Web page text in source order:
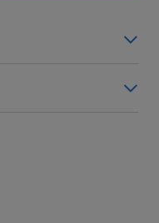
vindt het
en houdt